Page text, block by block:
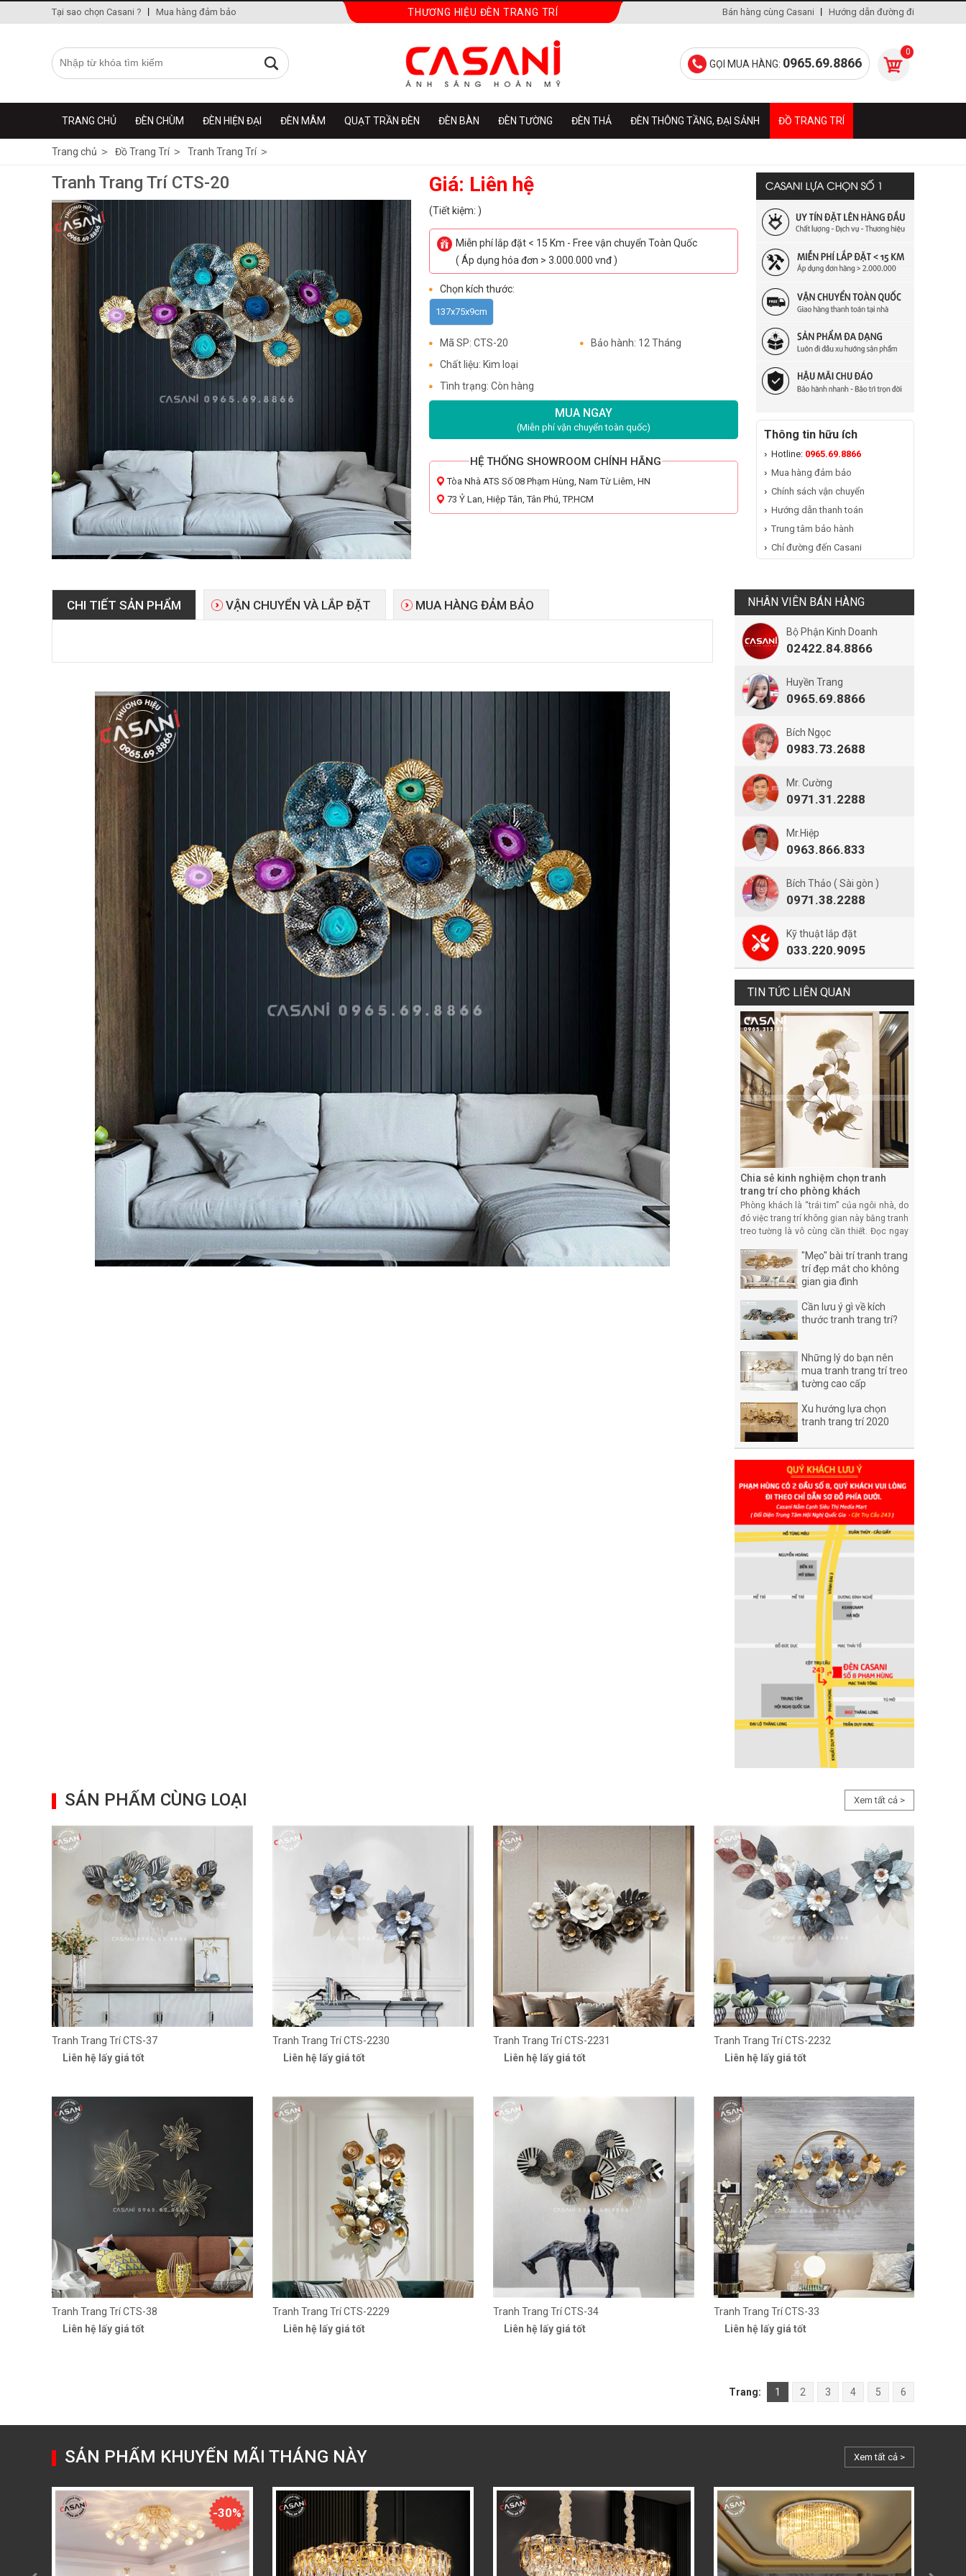
THƯƠNG HIỆU ĐÈN TRANG TRÍ Hướng dẫn đường đi
Bán hàng cùng Casani
Tại sao chọn Casani ? Mua hàng đảm bảo
0
GỌI MUA HÀNG: 0965.69.8866
TRANG CHỦ ĐÈN CHÙM ĐÈN HIỆN ĐẠI ĐÈN MÂM QUẠT TRẦN ĐÈN ĐÈN BÀN ĐÈN TƯỜNG ĐÈN THẢ ĐÈN THÔNG TẦNG, ĐẠI SẢNH ĐỒ TRANG TRÍ
Trang chủ Đồ Trang Trí Tranh Trang Trí
Tranh Trang Trí CTS-20 Giá: Liên hệ
(Tiết kiệm: )
Miễn phí lắp đặt < 15 Km - Free vận chuyển Toàn Quốc
( Áp dụng hóa đơn > 3.000.000 vnđ )
Chọn kích thước:
137x75x9cm
Mã SP: CTS-20
Bảo hành: 12 Tháng
Chất liệu: Kim loại
Tình trạng: Còn hàng
MUA NGAY
(Miễn phí vận chuyển toàn quốc)
HỆ THỐNG SHOWROOM CHÍNH HÃNG
Tòa Nhà ATS Số 08 Phạm Hùng, Nam Từ Liêm, HN
73 Ỷ Lan, Hiệp Tân, Tân Phú, TP.HCM
Thông tin hữu ích
Hotline: 0965.69.8866
Mua hàng đảm bảo
Chính sách vận chuyển
Hướng dẫn thanh toán
Trung tâm bảo hành
Chỉ đường đến Casani
CHI TIẾT SẢN PHẨM VẬN CHUYỂN VÀ LẮP ĐẶT MUA HÀNG ĐẢM BẢO NHÂN VIÊN BÁN HÀNG
Bộ Phận Kinh Doanh
02422.84.8866
Huyền Trang
0965.69.8866
Bích Ngọc
0983.73.2688
Mr. Cường
0971.31.2288
Mr.Hiệp
0963.866.833
Bích Thảo ( Sài gòn )
0971.38.2288
Kỹ thuật lắp đặt
033.220.9095
TIN TỨC LIÊN QUAN
Chia sẻ kinh nghiệm chọn tranh
trang trí cho phòng khách
Phòng khách là “trái tim” của ngôi nhà, do
đó việc trang trí không gian này bằng tranh
treo tường là vô cùng cần thiết. Đọc ngay
kinh nghiệm chọn tranh trang t
"Mẹo" bài trí tranh trang
trí đẹp mắt cho không
gian gia đình
Cần lưu ý gì về kích
thước tranh trang trí?
Những lý do bạn nên
mua tranh trang trí treo
tường cao cấp
Xu hướng lựa chọn
tranh trang trí 2020
Xem tất cả >
SẢN PHẨM CÙNG LOẠI
Tranh Trang Trí CTS-37
Liên hệ lấy giá tốt
Tranh Trang Trí CTS-2230
Liên hệ lấy giá tốt
Tranh Trang Trí CTS-2231
Liên hệ lấy giá tốt
Tranh Trang Trí CTS-2232
Liên hệ lấy giá tốt
Tranh Trang Trí CTS-38
Liên hệ lấy giá tốt
Tranh Trang Trí CTS-2229
Liên hệ lấy giá tốt
Tranh Trang Trí CTS-34
Liên hệ lấy giá tốt
Tranh Trang Trí CTS-33
Liên hệ lấy giá tốt
Trang: 1 2 3 4 5 6
Xem tất cả >
SẢN PHẨM KHUYẾN MÃI THÁNG NÀY
-30%